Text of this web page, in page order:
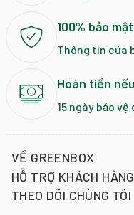
100% bảo
Thông tin của
Hoàn tiền
15 ngày bảo
VỀ GREENBOX
HỖ TRỢ KHÁCH HÀNG
THEO DÕI CHÚNG TÔI